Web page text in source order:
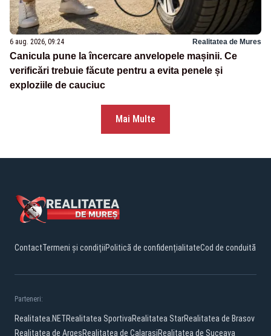
6 aug. 2026, 09:24 Realitatea de Mures
Canicula pune la încercare anvelopele mașinii. Ce
verificări trebuie făcute pentru a evita penele și
exploziile de cauciuc
Mai Multe
ContactTermeni și condițiiPolitică de confidențialitateCod de conduită
Parteneri:
Realitatea.NETRealitatea SportivaRealitatea StarRealitatea de Brasov
Realitatea de ArgesRealitatea de CalarasiRealitatea de Suceava